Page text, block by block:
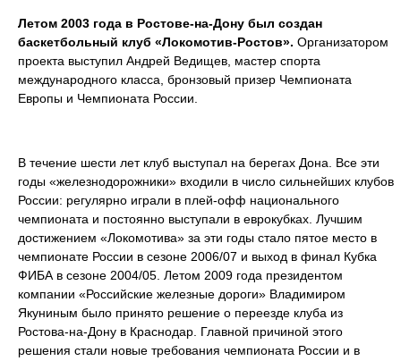
Летом 2003 года в Ростове-на-Дону был создан
баскетбольный клуб «Локомотив-Ростов». Организатором
проекта выступил Андрей Ведищев, мастер спорта
международного класса, бронзовый призер Чемпионата
Европы и Чемпионата России.
В течение шести лет клуб выступал на берегах Дона. Все эти
годы «железнодорожники» входили в число сильнейших клубов
России: регулярно играли в плей-офф национального
чемпионата и постоянно выступали в еврокубках. Лучшим
достижением «Локомотива» за эти годы стало пятое место в
чемпионате России в сезоне 2006/07 и выход в финал Кубка
ФИБА в сезоне 2004/05. Летом 2009 года президентом
компании «Российские железные дороги» Владимиром
Якуниным было принято решение о переезде клуба из
Ростова-на-Дону в Краснодар. Главной причиной этого
решения стали новые требования чемпионата России и в